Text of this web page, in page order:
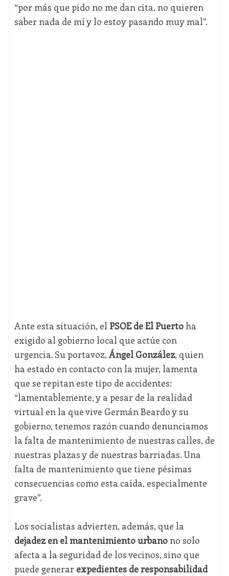
“por más que pido no me dan cita, no quieren
saber nada de mí y lo estoy pasando muy mal”.
Ante esta situación, el PSOE de El Puertoha
exigido al gobierno local que actúe con
urgencia. Su portavoz, Ángel González, quien
ha estado en contacto con la mujer, lamenta
que se repitan este tipo de accidentes:
“lamentablemente, y a pesar de la realidad
virtual en la que vive Germán Beardo y su
gobierno, tenemos razón cuando denunciamos
la falta de mantenimiento de nuestras calles, de
nuestras plazas y de nuestras barriadas. Una
falta de mantenimiento que tiene pésimas
consecuencias como esta caída, especialmente
grave”.
Los socialistas advierten, además, que la
dejadez en el mantenimiento urbanono solo
afecta a la seguridad de los vecinos, sino que
puede generar expedientes de responsabilidad